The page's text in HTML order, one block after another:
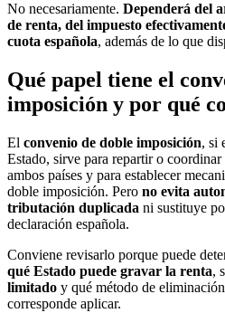
No necesariamente. Dependerá del
de renta, del impuesto
cuota española, además de lo que
Qué papel tiene el
imposición y por qué
El convenio de doble imposición, si
Estado, sirve para repartir o
ambos países y para establecer
doble imposición. Pero no evita
tributación duplicada ni sustituye
declaración española.
Conviene revisarlo porque puede
qué Estado puede gravar la renta,
limitado y qué método de
corresponde aplicar.